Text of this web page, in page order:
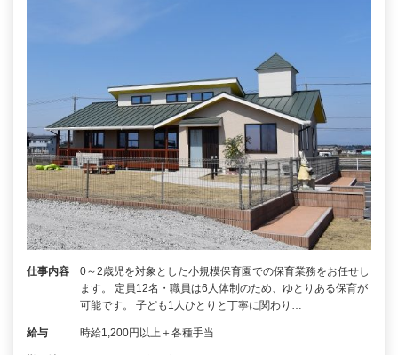
仕事内容
0～2歳児を対象とした小規模保育園での保育業務をお任せし
ます。 定員12名・職員は6人体制のため、ゆとりある保育が
可能です。 子ども1人ひとりと丁寧に関わり…
給与 時給1,200円以上＋各種手当